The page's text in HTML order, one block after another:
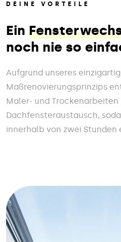
DEINE VORTEILE
Ein
noch nie so
Aufgrund unseres
Maßrenovierungsprinzips
Maler- und Trockenarbeiten
Dachfensteraustausch,
innerhalb von zwei Stunden